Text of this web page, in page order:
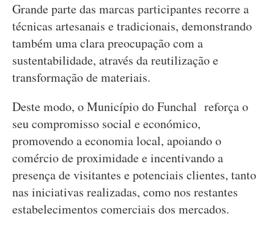
Grande parte das marcas participantes recorre a
técnicas artesanais e tradicionais, demonstrando
também uma clara preocupação com a
sustentabilidade, através da reutilização e
transformação de materiais.
Deste modo, o Município do Funchal reforça o
seu compromisso social e económico,
promovendo a economia local, apoiando o
comércio de proximidade e incentivando a
presença de visitantes e potenciais clientes, tanto
nas iniciativas realizadas, como nos restantes
estabelecimentos comerciais dos mercados.